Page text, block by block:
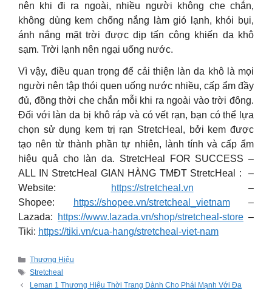
nên khi đi ra ngoài, nhiều người không che chắn,
không dùng kem chống nắng làm gió lạnh, khói bụi,
ánh nắng mặt trời được dịp tấn công khiến da khô
sạm. Trời lạnh nên ngại uống nước.
Vì vậy, điều quan trọng để cải thiện làn da khô là mọi
người nên tập thói quen uống nước nhiều, cấp ẩm đầy
đủ, đồng thời che chắn mỗi khi ra ngoài vào trời đông.
Đối với làn da bị khô ráp và có vết rạn, bạn có thể lựa
chọn sử dụng kem trị rạn StretcHeal, bởi kem được
tạo nên từ thành phần tự nhiên, lành tính và cấp ẩm
hiệu quả cho làn da. StretcHeal FOR SUCCESS –
ALL IN StretcHeal GIAN HÀNG TMĐT StretcHeal : –
Website:
https://stretcheal.vn –
Shopee:
https://shopee.vn/stretcheal_vietnam–
Lazada:
https://www.lazada.vn/shop/stretcheal-store –
Tiki: https://tiki.vn/cua-hang/stretcheal-viet-nam
Categories
Thương Hiệu
Tags
Stretcheal
Leman 1 Thương Hiệu Thời Trang Dành Cho Phái Mạnh Với Đa